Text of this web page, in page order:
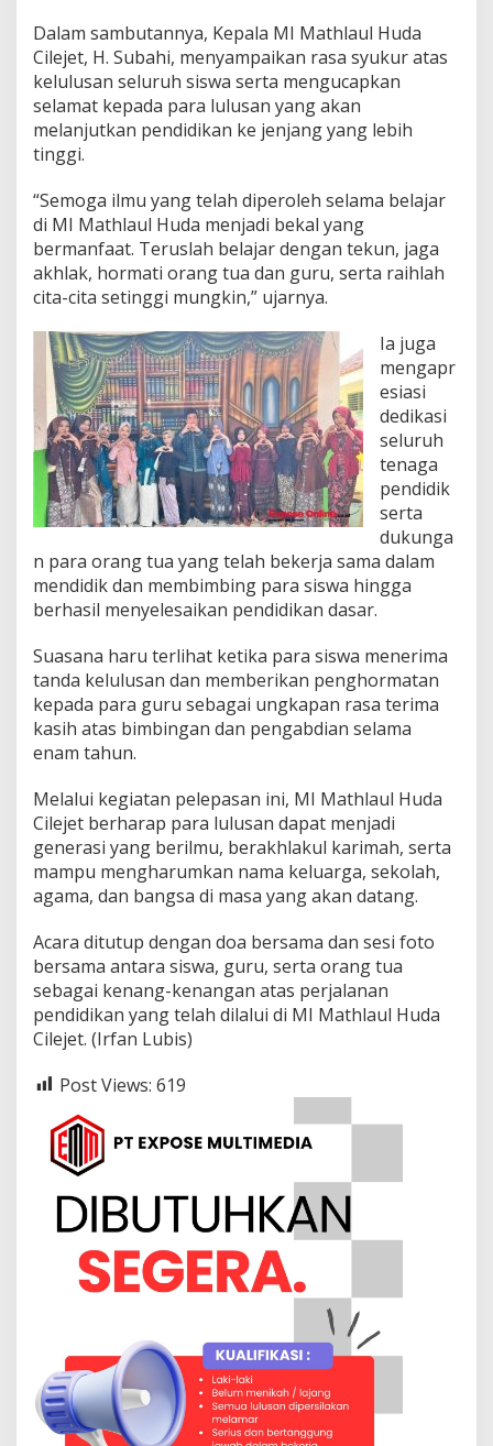
u
J
e
n
a
e
n
d
i
d
i
k
a
n
L
b
i
h
T
i
n
g
i
Dalam sambutannya, Kepala MI Mathlaul Huda
Cilejet, H. Subahi, menyampaikan rasa syukur atas
kelulusan seluruh siswa serta mengucapkan
selamat kepada para lulusan yang akan
melanjutkan pendidikan ke jenjang yang lebih
tinggi.
“Semoga ilmu yang telah diperoleh selama belajar
di MI Mathlaul Huda menjadi bekal yang
bermanfaat. Teruslah belajar dengan tekun, jaga
akhlak, hormati orang tua dan guru, serta raihlah
cita-cita setinggi mungkin,” ujarnya.
Ia juga
mengapr
esiasi
dedikasi
seluruh
tenaga
pendidik
serta
dukunga
n para orang tua yang telah bekerja sama dalam
mendidik dan membimbing para siswa hingga
berhasil menyelesaikan pendidikan dasar.
Suasana haru terlihat ketika para siswa menerima
tanda kelulusan dan memberikan penghormatan
kepada para guru sebagai ungkapan rasa terima
kasih atas bimbingan dan pengabdian selama
enam tahun.
Melalui kegiatan pelepasan ini, MI Mathlaul Huda
Cilejet berharap para lulusan dapat menjadi
generasi yang berilmu, berakhlakul karimah, serta
mampu mengharumkan nama keluarga, sekolah,
agama, dan bangsa di masa yang akan datang.
Acara ditutup dengan doa bersama dan sesi foto
bersama antara siswa, guru, serta orang tua
sebagai kenang-kenangan atas perjalanan
pendidikan yang telah dilalui di MI Mathlaul Huda
Cilejet. (Irfan Lubis)
Post Views: 619